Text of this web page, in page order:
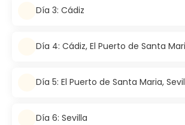
Día 3: Cádiz
Día 4: Cádiz, El Puerto de Santa
Día 5: El Puerto de Santa Maria,
Día 6: Sevilla